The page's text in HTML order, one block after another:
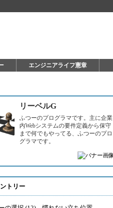
エンジニアライフ憲章
リーベルG
ふつーのプログラマです。主に企業
内Webシステムの要件定義から保守
まで何でもやってる、ふつーのプロ
グラマです。
トリー